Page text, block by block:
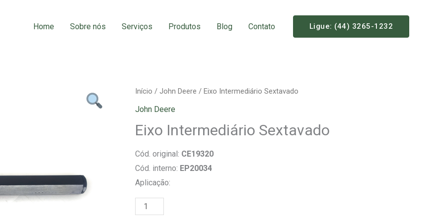
Home Sobre nós Serviços Produtos Blog Contato Ligue: (44) 3265-1232
Início / John Deere / Eixo Intermediário Sextavado
John Deere
Eixo Intermediário Sextavado
Cód. original: CE19320
Cód. interno: EP20034
Aplicação:
Eixo
Intermediário
quantidade